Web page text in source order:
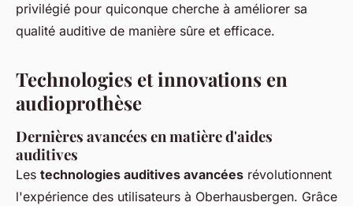
privilégié pour quiconque cherche à améliorer sa
qualité auditive de manière sûre et efficace.
Technologies et innovations en
audioprothèse
Dernières avancées en matière d'aides
auditives
Les technologies auditives avancées révolutionnent
l'expérience des utilisateurs à Oberhausbergen. Grâce